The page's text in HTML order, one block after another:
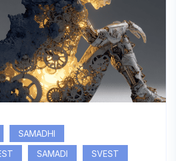
SAMADHI
SAMADI
SVEST